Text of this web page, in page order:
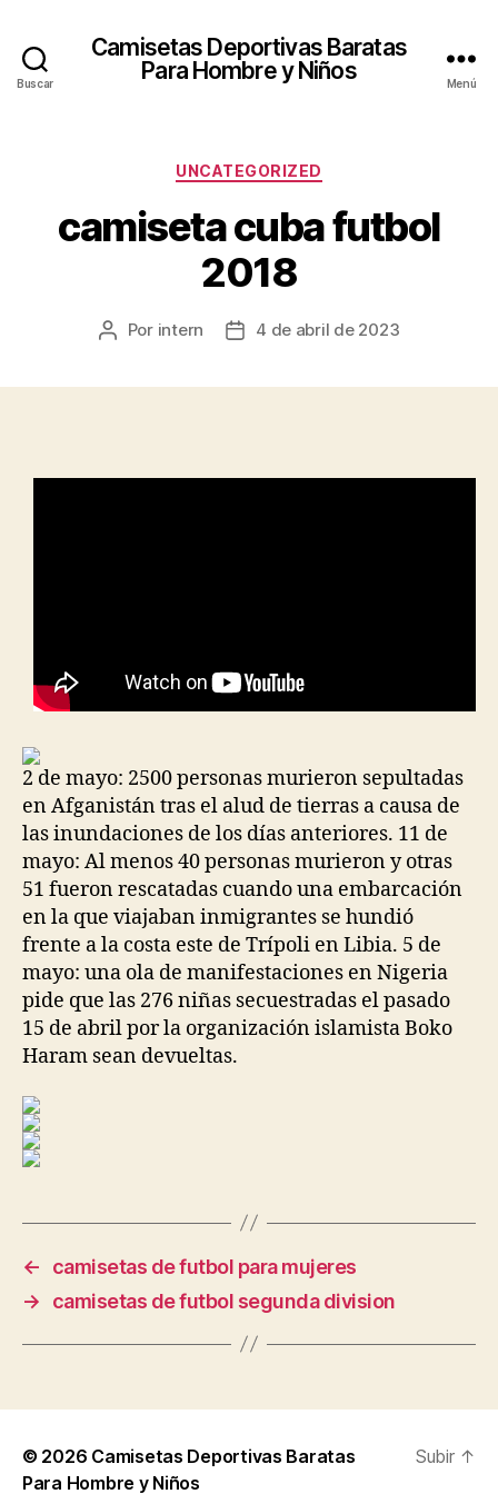
Buscar
Camisetas Deportivas Baratas
Para Hombre y Niños
Menú
Categorías
UNCATEGORIZED
camiseta cuba futbol
2018
Autor
Por intern
Fecha4 de abril de 2023
2 de mayo: 2500 personas murieron sepultadas
en Afganistán tras el alud de tierras a causa de
las inundaciones de los días anteriores. 11 de
mayo: Al menos 40 personas murieron y otras
51 fueron rescatadas cuando una embarcación
en la que viajaban inmigrantes se hundió
frente a la costa este de Trípoli en Libia. 5 de
mayo: una ola de manifestaciones en Nigeria
pide que las 276 niñas secuestradas el pasado
15 de abril por la organización islamista Boko
Haram sean devueltas.
←
camisetas de futbol para mujeres
→
camisetas de futbol segunda division
© 2026 Camisetas Deportivas Baratas
Para Hombre y Niños
Subir ↑